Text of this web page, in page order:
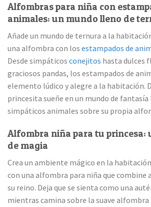
Alfombras para niña con
animales: un mundo lleno de
Añade un mundo de ternura a la
una alfombra con los estampados de
Desde simpáticos conejitos hasta dulces
graciosos pandas, los estampados de
elemento lúdico y alegre a la habitación.
princesita sueñe en un mundo de fantasía
simpáticos animales sobre su propia
Alfombra niña para tu princesa:
de magia
Crea un ambiente mágico en la
con una alfombra para niña que combine
su reino. Deja que se sienta como una
mientras camina sobre la suave alfombra